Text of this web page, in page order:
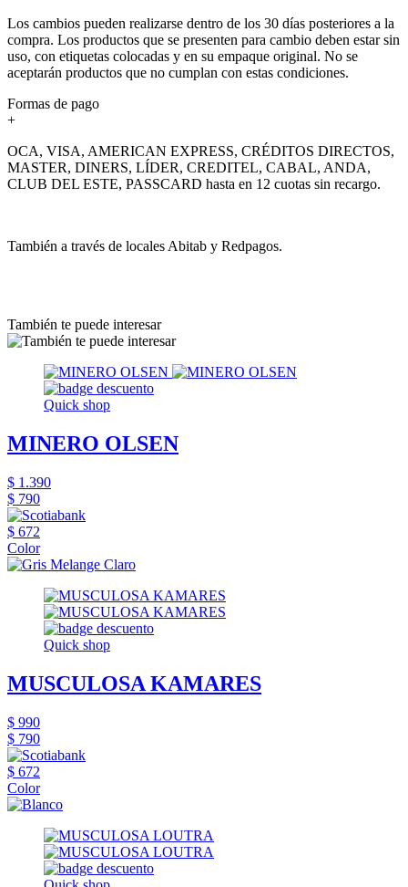
Los cambios pueden realizarse dentro de los 30 días posteriores a la
compra. Los productos que se presenten para cambio deben estar sin
uso, con etiquetas colocadas y en su empaque original. No se
aceptarán productos que no cumplan con estas condiciones.
Formas de pago
+
OCA, VISA, AMERICAN EXPRESS, CRÉDITOS DIRECTOS,
MASTER, DINERS, LÍDER, CREDITEL, CABAL, ANDA,
CLUB DEL ESTE, PASSCARD hasta en 12 cuotas sin recargo.
También a través de locales Abitab y Redpagos.
También te puede interesar
Quick shop
MINERO OLSEN
$ 1.390
$ 790
$ 672
Color
Quick shop
MUSCULOSA KAMARES
$ 990
$ 790
$ 672
Color